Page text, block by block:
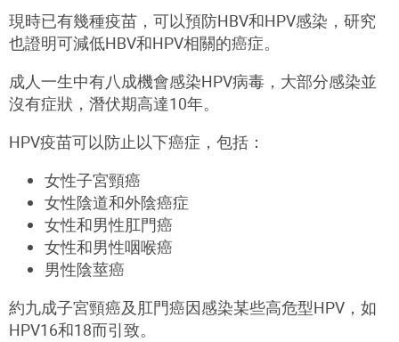
現時已有幾種疫苗，可以預防HBV和HPV感染，研究
也證明可減低HBV和HPV相關的癌症。
成人一生中有八成機會感染HPV病毒，大部分感染並
沒有症狀，潛伏期高達10年。
HPV疫苗可以防止以下癌症，包括：
女性子宮頸癌
女性陰道和外陰癌症
女性和男性肛門癌
女性和男性咽喉癌
男性陰莖癌
約九成子宮頸癌及肛門癌因感染某些高危型HPV，如
HPV16和18而引致。